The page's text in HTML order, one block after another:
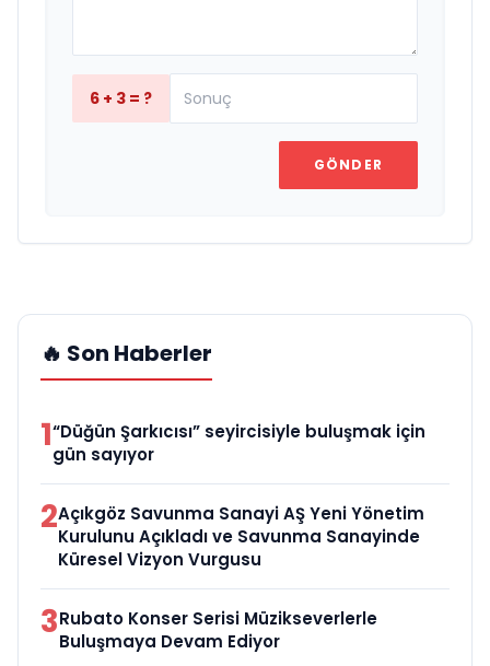
6 + 3 = ?
GÖNDER
🔥 Son Haberler
1“Düğün Şarkıcısı” seyircisiyle buluşmak için
gün sayıyor
2Açıkgöz Savunma Sanayi AŞ Yeni Yönetim
Kurulunu Açıkladı ve Savunma Sanayinde
Küresel Vizyon Vurgusu
3Rubato Konser Serisi Müzikseverlerle
Buluşmaya Devam Ediyor